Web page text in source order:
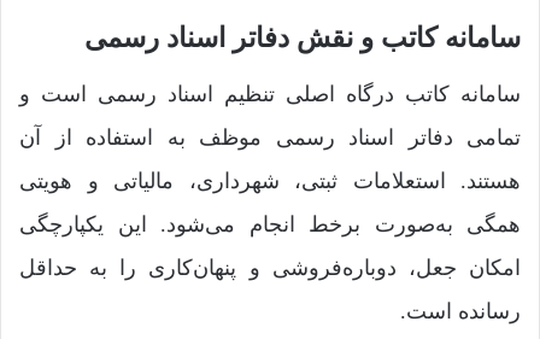
سامانه کاتب و نقش دفاتر اسناد رسمی
سامانه کاتب درگاه اصلی تنظیم اسناد رسمی است و
تمامی دفاتر اسناد رسمی موظف به استفاده از آن
هستند. استعلامات ثبتی، شهرداری، مالیاتی و هویتی
همگی به‌صورت برخط انجام می‌شود. این یکپارچگی
امکان جعل، دوباره‌فروشی و پنهان‌کاری را به حداقل
رسانده است.